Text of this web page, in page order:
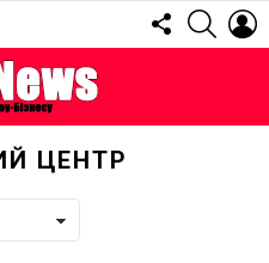
FOLLOW
US
ЦЕНТР